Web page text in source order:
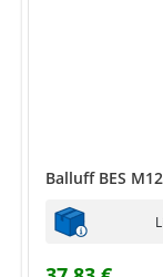
Balluff BES